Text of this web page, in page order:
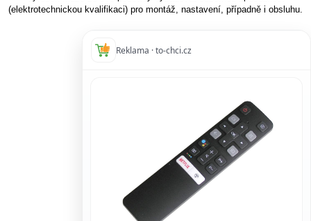
(elektrotechnickou kvalifikaci) pro montáž, nastavení, případně i obsluhu.
Reklama · to-chci.cz